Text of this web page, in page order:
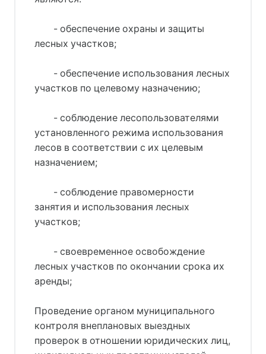
- обеспечение охраны и защиты
лесных участков;
- обеспечение использования лесных
участков по целевому назначению;
- соблюдение лесопользователями
установленного режима использования
лесов в соответствии с их целевым
назначением;
- соблюдение правомерности
занятия и использования лесных
участков;
- своевременное освобождение
лесных участков по окончании срока их
аренды;
Проведение органом муниципального
контроля внеплановых выездных
проверок в отношении юридических лиц,